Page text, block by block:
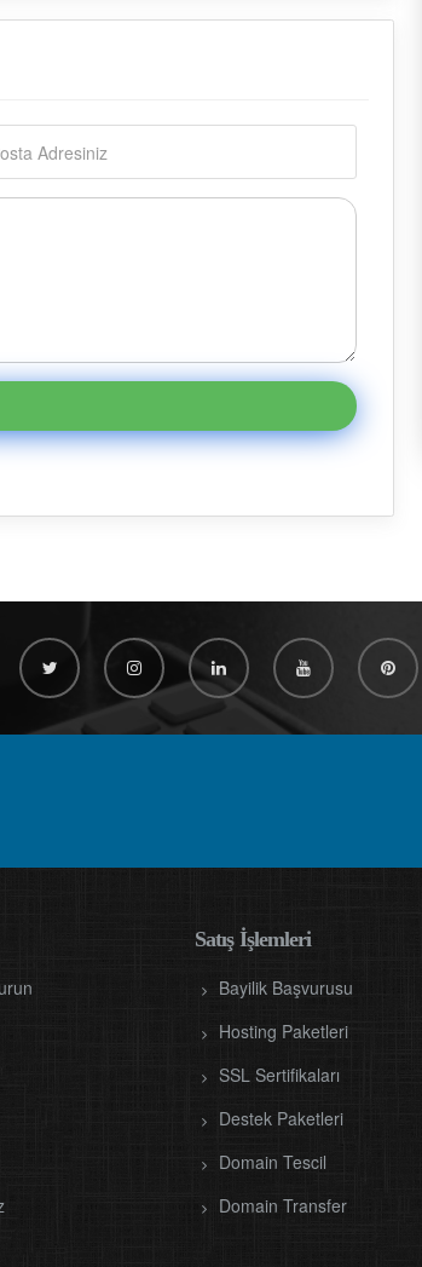
Satış İşlemleri
Bayilik Başvurusu
Hosting Paketleri
SSL Sertifikaları
Destek Paketleri
Domain Tescil
Domain Transfer